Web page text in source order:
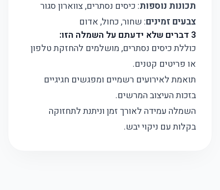
תכונות נוספות: כיסים נסתרים, צווארון סגור
צבעים זמינים: שחור, כחול, אדום
3 דברים שלא ידעתם על השמלה הזו:
כוללת כיסים נסתרים, מושלמים להחזקת טלפון
או פריטים קטנים.
תואמת לאירועים רשמיים ומפגשים חגיגיים
בזכות העיצוב המרשים.
השמלה עמידה לאורך זמן וניתנת לתחזוקה
בקלות עם ניקוי יבש.